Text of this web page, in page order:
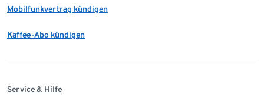
Mobilfunkvertrag kündigen
Kaffee-Abo kündigen
Service & Hilfe